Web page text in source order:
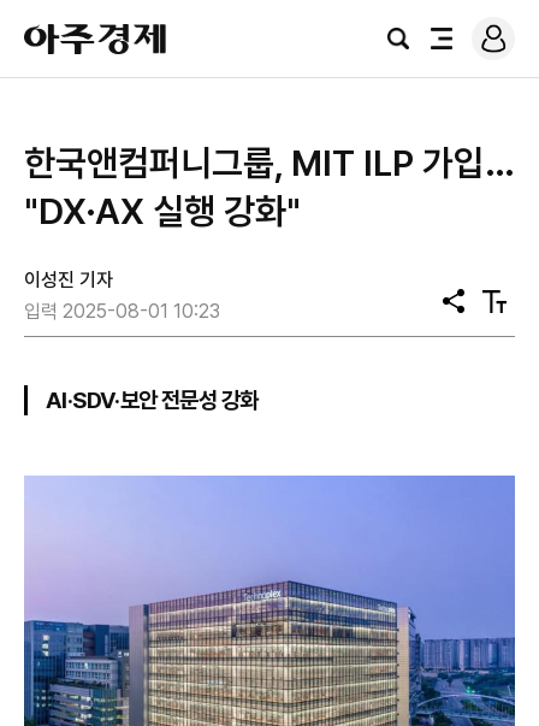
아
주
경
검
전
로
그
한국앤컴퍼니그룹, MIT ILP 가입…
"DX·AX 실행 강화"
이성진 기자
입력 2025-08-01 10:23
공
유
텍
스
AI·SDV·보안 전문성 강화